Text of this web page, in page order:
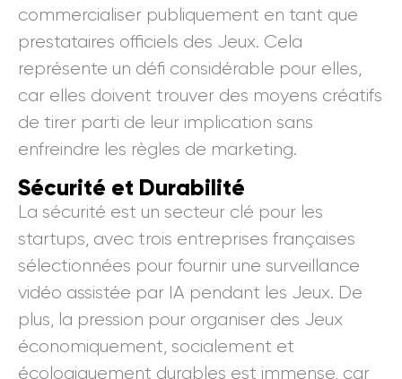
commercialiser publiquement en tant que
prestataires officiels des Jeux. Cela
représente un défi considérable pour elles,
car elles doivent trouver des moyens créatifs
de tirer parti de leur implication sans
enfreindre les règles de marketing.
Sécurité et Durabilité
La sécurité est un secteur clé pour les
startups, avec trois entreprises françaises
sélectionnées pour fournir une surveillance
vidéo assistée par IA pendant les Jeux. De
plus, la pression pour organiser des Jeux
économiquement, socialement et
écologiquement durables est immense, car